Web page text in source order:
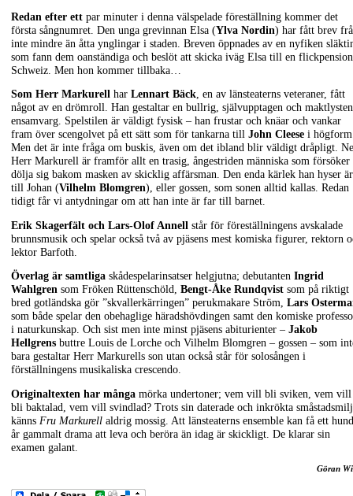
Redan efter ett par minuter i denna välspelade föreställning kommer det
första sångnumret. Den unga grevinnan Elsa (Ylva Nordin) har fått brev
inte mindre än åtta ynglingar i staden. Breven öppnades av en nyfiken
som fann dem oanständiga och beslöt att skicka iväg Elsa till en
Schweiz. Men hon kommer tillbaka…
Som Herr Markurell har Lennart Bäck, en av länsteaterns veteraner, fått
något av en drömroll. Han gestaltar en bullrig, självupptagen och maktlysten
ensamvarg. Spelstilen är väldigt fysisk – han frustar och knäar och vankar
fram över scengolvet på ett sätt som för tankarna till John Cleese i
Men det är inte fråga om buskis, även om det ibland blir väldigt dråpligt.
Herr Markurell är framför allt en trasig, ångestriden människa som försöker
dölja sig bakom masken av skicklig affärsman. Den enda kärlek han hyser är
till Johan (Vilhelm Blomgren), eller gossen, som sonen alltid kallas. Redan
tidigt får vi antydningar om att han inte är far till barnet.
Erik Skagerfält och Lars-Olof Annell står för föreställningens avskalade
brunnsmusik och spelar också två av pjäsens mest komiska figurer, rektorn
lektor Barfoth.
Överlag är samtliga skådespelarinsatser helgjutna; debutanten Ingrid
Wahlgren som Fröken Rüttenschöld, Bengt-Åke Rundqvist som på riktigt
bred gotländska gör ”skvallerkärringen” perukmakare Ström, Lars
som både spelar den obehaglige häradshövdingen samt den komiske
i naturkunskap. Och sist men inte minst pjäsens abiturienter – Jakob
Hellgrens buttre Louis de Lorche och Vilhelm Blomgren – gossen – som
bara gestaltar Herr Markurells son utan också står för solosången i
förställningens musikaliska crescendo.
Originaltexten har många mörka undertoner; vem vill bli sviken, vem vill
bli baktalad, vem vill svindlad? Trots sin daterade och inkrökta
känns Fru Markurell aldrig mossig. Att länsteaterns ensemble kan få ett
år gammalt drama att leva och beröra än idag är skickligt. De klarar sin
examen galant.
Göran